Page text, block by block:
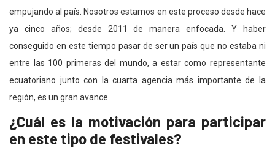
empujando al país. Nosotros estamos en este proceso desde hace
ya cinco años; desde 2011 de manera enfocada. Y haber
conseguido en este tiempo pasar de ser un país que no estaba ni
entre las 100 primeras del mundo, a estar como representante
ecuatoriano junto con la cuarta agencia más importante de la
región, es un gran avance.
¿Cuál es la motivación para participar
en este tipo de festivales?